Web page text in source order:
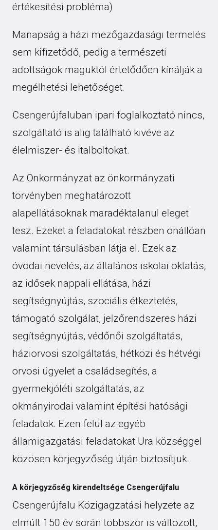
értékesítési probléma)
Manapság a házi mezőgazdasági termelés
sem kifizetődő, pedig a természeti
adottságok maguktól értetődően kínálják a
megélhetési lehetőséget.
Csengerújfaluban ipari foglalkoztató nincs,
szolgáltató is alig található kivéve az
élelmiszer- és italboltokat.
Az Önkormányzat az önkormányzati
törvényben meghatározott
alapellátásoknak maradéktalanul eleget
tesz. Ezeket a feladatokat részben önállóan
valamint társulásban látja el. Ezek az
óvodai nevelés, az általános iskolai oktatás,
az idősek nappali ellátása, házi
segítségnyújtás, szociális étkeztetés,
támogató szolgálat, jelzőrendszeres házi
segítségnyújtás, védőnői szolgáltatás,
háziorvosi szolgáltatás, hétközi és hétvégi
orvosi ügyelet a családsegítés, a
gyermekjóléti szolgáltatás, az
okmányirodai valamint építési hatósági
feladatok. Ezen felül az egyéb
államigazgatási feladatokat Ura községgel
közösen körjegyzőség útján biztosítjuk.
A körjegyzőség kirendeltsége Csengerújfalu
Csengerújfalu Közigagzatási helyzete az
elmúlt 150 év során többször is változott,